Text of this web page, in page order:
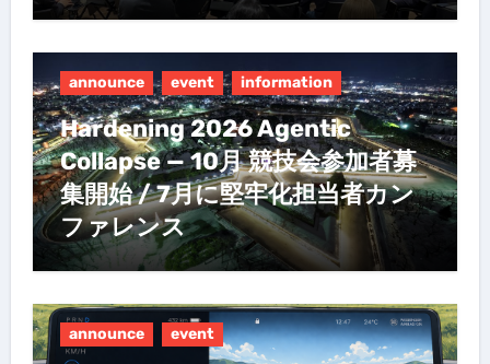
announce event information
Hardening 2026 Agentic
Collapse — 10月 競技会参加者募
集開始 / 7月に堅牢化担当者カン
ファレンス
announce event